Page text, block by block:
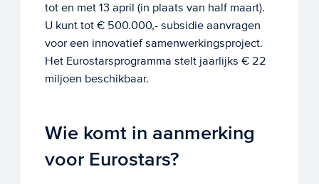
tot en met 13 april (in plaats van half maart).
U kunt tot € 500.000,- subsidie aanvragen
voor een innovatief samenwerkingsproject.
Het Eurostarsprogramma stelt jaarlijks € 22
miljoen beschikbaar.
Wie komt in aanmerking
voor Eurostars?